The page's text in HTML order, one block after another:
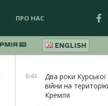
ПРО НАС
ENGLISH
6:43
Два роки Курської
війни на
Кремля